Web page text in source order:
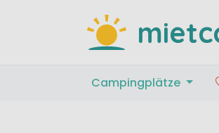
Campingplätze